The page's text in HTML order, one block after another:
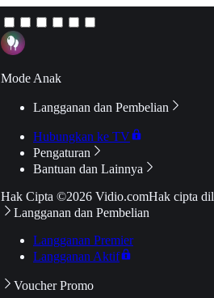
Mode Anak
Langganan dan Pembelian
Hubungkan ke TV
Pengaturan
Bantuan dan Lainnya
Hak Cipta ©2026 Vidio.comHak cipta
Langganan dan Pembelian
Langganan Premier
Langganan Aktif
Voucher Promo